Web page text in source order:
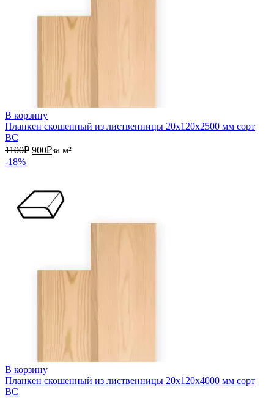
В корзину
Планкен скошенный из лиственницы 20х120х2500 мм сорт
ВС
1100₽ 1100₽.
900₽900₽.
за м²
-18%
В корзину
Планкен скошенный из лиственницы 20х120х4000 мм сорт
ВС